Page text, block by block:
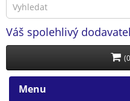
Váš spolehlivý
Menu